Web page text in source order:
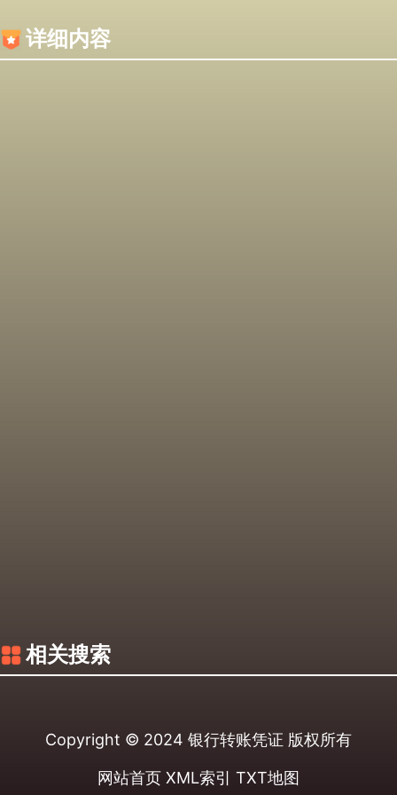
详细内容
相关搜索
Copyright © 2024 银行转账凭证 版权所有
网站首页 XML索引 TXT地图